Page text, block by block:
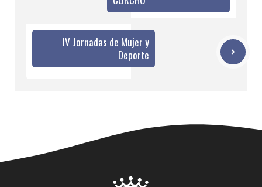
IV Jornadas de Mujer y
Deporte